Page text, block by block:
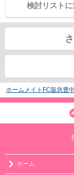
検討リストに
ホームメイトFC阪急豊
ホーム